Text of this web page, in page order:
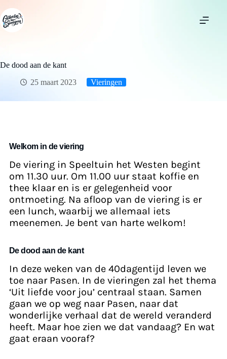
De dood aan de kant
25 maart 2023
Vieringen
Welkom in de viering
De viering in Speeltuin het Westen begint
om 11.30 uur. Om 11.00 uur staat koffie en
thee klaar en is er gelegenheid voor
ontmoeting. Na afloop van de viering is er
een lunch, waarbij we allemaal iets
meenemen. Je bent van harte welkom!
De dood aan de kant
In deze weken van de 40dagentijd leven we
toe naar Pasen. In de vieringen zal het thema
‘Uit liefde voor jou’ centraal staan. Samen
gaan we op weg naar Pasen, naar dat
wonderlijke verhaal dat de wereld veranderd
heeft. Maar hoe zien we dat vandaag? En wat
gaat eraan vooraf?